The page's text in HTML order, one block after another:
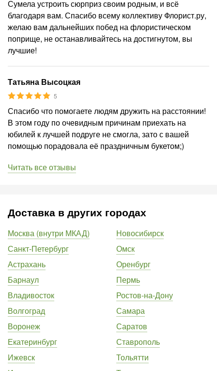
Сумела устроить сюрприз своим родным, и всё
благодаря вам. Спасибо всему коллективу Флорист.ру,
желаю вам дальнейших побед на флористическом
поприще, не останавливайтесь на достигнутом, вы
лучшие!
Татьяна Высоцкая
5
Спасибо что помогаете людям дружить на расстоянии!
В этом году по очевидным причинам приехать на
юбилей к лучшей подруге не смогла, зато с вашей
помощью порадовала её праздничным букетом;)
Читать все отзывы
Доставка в других городах
Москва (внутри МКАД)
Санкт-Петербург
Астрахань
Барнаул
Владивосток
Волгоград
Воронеж
Екатеринбург
Ижевск
Новосибирск
Омск
Оренбург
Пермь
Ростов-на-Дону
Самара
Саратов
Ставрополь
Тольятти